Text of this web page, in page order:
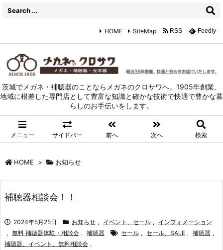
茨城でメガネ・補聴器のことならメガネのクロサワへ。1905年創業、
地域に根差した専門店として豊富な知識と確かな技術で快適で豊かな暮
らしのお手伝いをします。
メニュー サイドバー 前へ 次へ 検索
HOME SiteMap RSS Feedly
HOME > お知らせ
補聴器相談会！！
2024年5月25日 お知らせ , イベント、セール ,
インフォメーション
, 無料 補聴器体験・相談会 , 補聴器 セール , セール、SALE , 補聴器 ,
補聴器、イベント、無料相談会 ,